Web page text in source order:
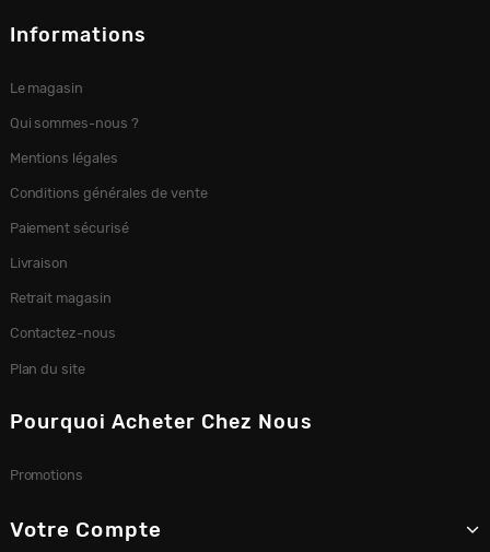
Informations
Le magasin
Qui sommes-nous ?
Mentions légales
Conditions générales de vente
Paiement sécurisé
Livraison
Retrait magasin
Contactez-nous
Plan du site
Pourquoi Acheter Chez Nous
Promotions
Votre Compte